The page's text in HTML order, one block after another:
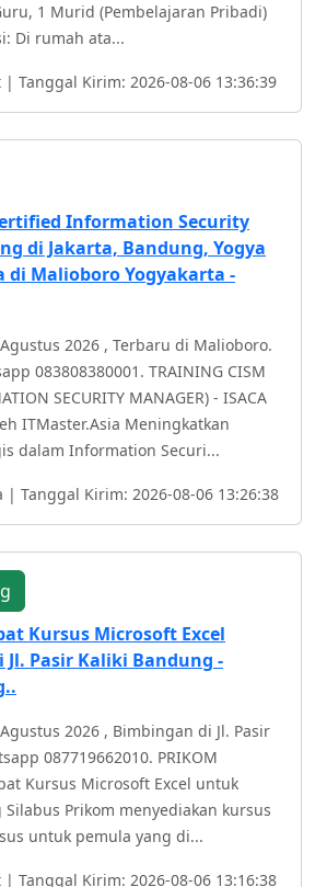
1 Murid (Pembelajaran Pribadi)
Di rumah ata...
| Tanggal Kirim: 2026-08-06 13:36:39
Information Security
di Jakarta, Bandung, Yogya
di Malioboro Yogyakarta -
2026 , Terbaru di Malioboro.
083808380001. TRAINING CISM
SECURITY MANAGER) - ISACA
ITMaster.Asia Meningkatkan
dalam Information Securi...
| Tanggal Kirim: 2026-08-06 13:26:38
Kursus Microsoft Excel
Pasir Kaliki Bandung -
2026 , Bimbingan di Jl. Pasir
087719662010. PRIKOM
Kursus Microsoft Excel untuk
Prikom menyediakan kursus
untuk pemula yang di...
| Tanggal Kirim: 2026-08-06 13:16:38